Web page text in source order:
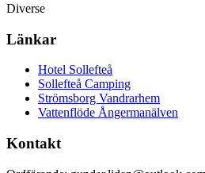
Diverse
Länkar
Hotel Sollefteå
Sollefteå Camping
Strömsborg Vandrarhem
Vattenflöde Ångermanälven
Kontakt